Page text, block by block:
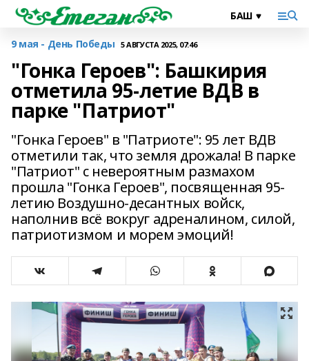
9 мая - День Победы 5 АВГУСТА 2025, 07:46
"Гонка Героев": Башкирия
отметила 95-летие ВДВ в
парке "Патриот"
"Гонка Героев" в "Патриоте": 95 лет ВДВ
отметили так, что земля дрожала! В парке
"Патриот" с невероятным размахом
прошла "Гонка Героев", посвященная 95-
летию Воздушно-десантных войск,
наполнив всё вокруг адреналином, силой,
патриотизмом и морем эмоций!